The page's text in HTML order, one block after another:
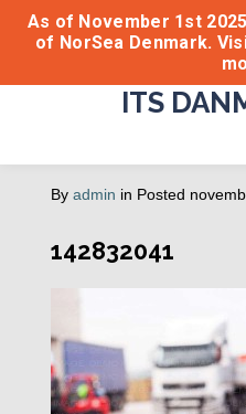
As of November 1st
of NorSea Denmark.
ITS
By admin in Posted
142832041